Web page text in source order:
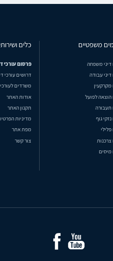
משפטיים
דיני משפחה
דיני עבודה
מקרקעין
הוצאה לפועל
תעבורה
גוף
צרכנות
מיסים
כלים
פרסום עורכי
דרושים עורכי
משרדים לעורכי
אודות האתר
תקנון האתר
מדיניות
מפת אתר
צור קשר